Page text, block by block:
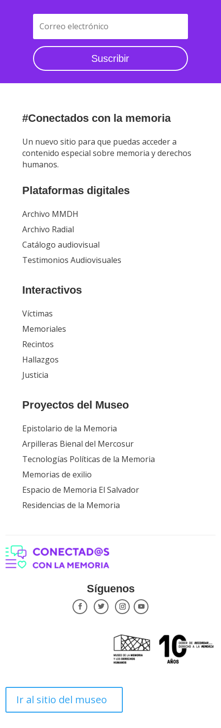
Suscribir
#Conectados con la memoria
Un nuevo sitio para que puedas acceder a
contenido especial sobre memoria y derechos
humanos.
Plataformas digitales
Archivo MMDH
Archivo Radial
Catálogo audiovisual
Testimonios Audiovisuales
Interactivos
Víctimas
Memoriales
Recintos
Hallazgos
Justicia
Proyectos del Museo
Epistolario de la Memoria
Arpilleras Bienal del Mercosur
Tecnologías Políticas de la Memoria
Memorias de exilio
Espacio de Memoria El Salvador
Residencias de la Memoria
Síguenos
Ir al sitio del museo